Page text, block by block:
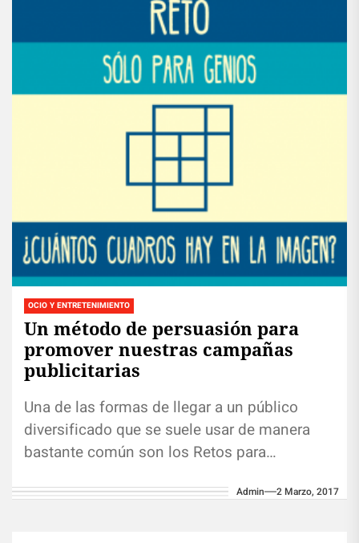
OCIO Y ENTRETENIMIENTO
Un método de persuasión para
promover nuestras campañas
publicitarias
Una de las formas de llegar a un público
diversificado que se suele usar de manera
bastante común son los Retos para
Admin 2 Marzo, 2017